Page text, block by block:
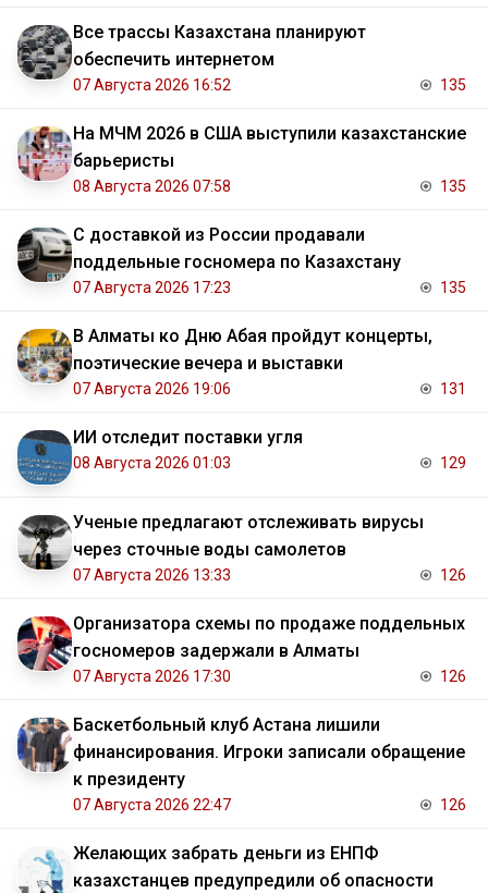
Все трассы Казахстана планируют
обеспечить интернетом
07 Августа 2026 16:52 135
На МЧМ 2026 в США выступили казахстанские
барьеристы
08 Августа 2026 07:58 135
С доставкой из России продавали
поддельные госномера по Казахстану
07 Августа 2026 17:23 135
В Алматы ко Дню Абая пройдут концерты,
поэтические вечера и выставки
07 Августа 2026 19:06 131
ИИ отследит поставки угля
08 Августа 2026 01:03 129
Ученые предлагают отслеживать вирусы
через сточные воды самолетов
07 Августа 2026 13:33 126
Организатора схемы по продаже поддельных
госномеров задержали в Алматы
07 Августа 2026 17:30 126
Баскетбольный клуб Астана лишили
финансирования. Игроки записали обращение
к президенту
07 Августа 2026 22:47 126
Желающих забрать деньги из ЕНПФ
казахстанцев предупредили об опасности